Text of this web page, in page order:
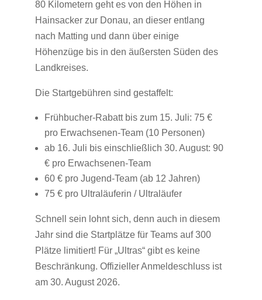
80 Kilometern geht es von den Höhen in
Hainsacker zur Donau, an dieser entlang
nach Matting und dann über einige
Höhenzüge bis in den äußersten Süden des
Landkreises.
Die Startgebühren sind gestaffelt:
Frühbucher-Rabatt bis zum 15. Juli: 75 €
pro Erwachsenen-Team (10 Personen)
ab 16. Juli bis einschließlich 30. August: 90
€ pro Erwachsenen-Team
60 € pro Jugend-Team (ab 12 Jahren)
75 € pro Ultraläuferin / Ultraläufer
Schnell sein lohnt sich, denn auch in diesem
Jahr sind die Startplätze für Teams auf 300
Plätze limitiert! Für „Ultras“ gibt es keine
Beschränkung. Offizieller Anmeldeschluss ist
am 30. August 2026.